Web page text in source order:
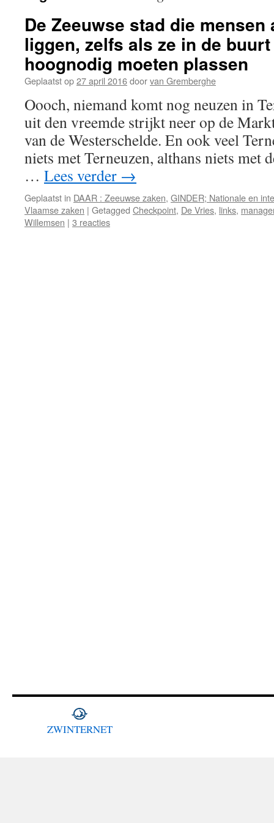
De Zeeuwse stad die
liggen, zelfs als ze in de
hoognodig moeten plassen
Geplaatst op27 april 2016doorvan Gremberghe
Oooch, niemand komt nog neuzen in
uit den vreemde strijkt neer op de
van de Westerschelde. En ook veel
niets met Terneuzen, althans niets met
… Lees verder →
Geplaatst in DAAR : Zeeuwse zaken, GINDER; Nationale en
Vlaamse zaken | Getagged Checkpoint, De Vries, links,
Willemsen | 3 reacties
ZWINTERNET